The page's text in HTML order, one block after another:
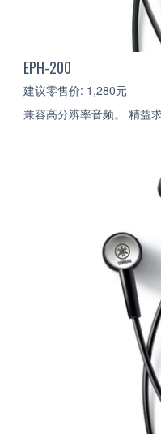
EPH-200
建议零售价: 1,280元
兼容高分辨率音频。 精益